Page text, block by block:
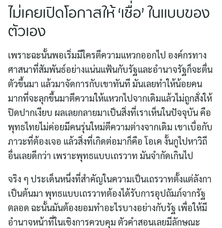
ไม่เคยเปิดโอกาสให้ ‘เชื่อ’ ในแบบของ
ตัวเอง
เพราะฉะนั้นพอเริ่มมีใครตีความแหวกออกไป องค์กรทาง
ศาสนาที่สัมพันธ์อย่างแน่นแฟ้นกับรัฐและอำนาจรัฐก็จะตื่น
ตัวขึ้นมา แล้วมาจัดการกับเขาทันที มันเลยทำให้น้อยคน
มากที่จะลุกขึ้นมาตีความให้แหวกไปจากเดิมแล้วไม่ถูกสั่งให้
ปิดปากเงียบ ผลเลยกลายมาเป็นสิ่งที่เราเห็นในปัจจุบัน คือ
พุทธไทยไม่ค่อยมีคนรุ่นใหม่ตีความต่างจากเดิม เขาเบื่อกับ
ภาวะที่ต้องเจอ แล้วสิ่งที่เกิดต่อมาก็คือ โอเค งั้นกูไปหาวิถี
อื่นเลยดีกว่า เพราะพุทธแบบเถรวาท มันจำกัดเกินไป
จริง ๆ ประเด็นหนึ่งที่สำคัญในความเป็นเถรวาทตั้งแต่ลังกา
เป็นต้นมา พุทธแบบเถรวาทต้องได้รับการอุปถัมภ์จากรัฐ
ตลอด ฉะนั้นมันต้องยอมทำอะไรบางอย่างกับรัฐ เพื่อให้มี
อำนาจหน้าที่ในเชิงการควบคุม ตัวคำสอนเลยมีลักษณะ